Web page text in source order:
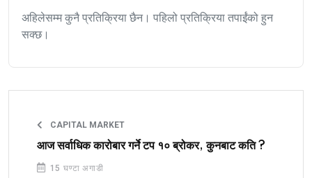
अहिलेसम्म कुनै प्रतिक्रिया छैन। पहिलो प्रतिक्रिया तपाईंको हुन
सक्छ।
CAPITAL MARKET
आज सर्वाधिक कारोबार गर्ने टप १० ब्रोकर, कुनबाट कति ?
15 घण्टा अगाडी